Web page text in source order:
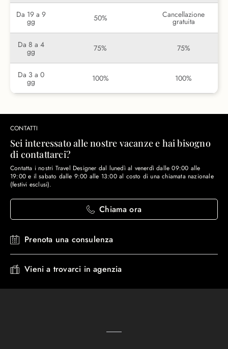
Da 19 a 9
gg 50% Cancellazione
gratuita
Da 8 a 4
gg 75% 75%
Da 3 a 0
gg 100% 100%
CONTATTI
Sei interessato alle nostre vacanze e hai bisogno
di contattarci?
Contatta i nostri Travel Designer dal lunedì al venerdì dalle 09:00 alle
19:00 e il sabato dalle 9:00 alle 13:00 al costo di una chiamata nazionale
(festivi esclusi).
Chiama ora
Prenota una consulenza
Vieni a trovarci in agenzia